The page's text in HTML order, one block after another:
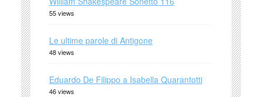
55 views
Le ultime parole di Antigone
48 views
Eduardo De Filippo a Isabella Quarantotti
46 views